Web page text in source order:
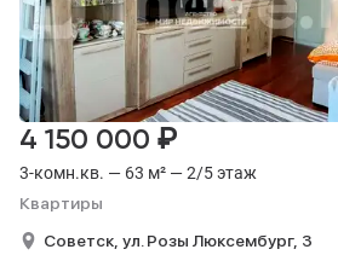
3-комн.кв. — 63 м² — 2/5 этаж
Квартиры
4 150 000 ₽
Советск, ул. Розы Люксембург, 3